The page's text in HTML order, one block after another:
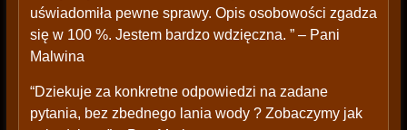
uświadomiła pewne sprawy. Opis osobowości zgadza
się w 100 %. Jestem bardzo wdzięczna. ” – Pani
Malwina
“Dziekuje za konkretne odpowiedzi na zadane
pytania, bez zbednego lania wody ? Zobaczymy jak